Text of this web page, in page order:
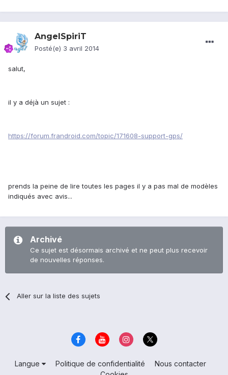
AngelSpiriT
Posté(e) 3 avril 2014
salut,
il y a déjà un sujet :
https://forum.frandroid.com/topic/171608-support-gps/
prends la peine de lire toutes les pages il y a pas mal de modèles
indiqués avec avis...
Archivé
Ce sujet est désormais archivé et ne peut plus recevoir
de nouvelles réponses.
Aller sur la liste des sujets
Langue Politique de confidentialité
Nous contacter